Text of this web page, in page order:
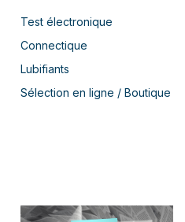
Test électronique
Connectique
Lubifiants
Sélection en ligne / Boutique